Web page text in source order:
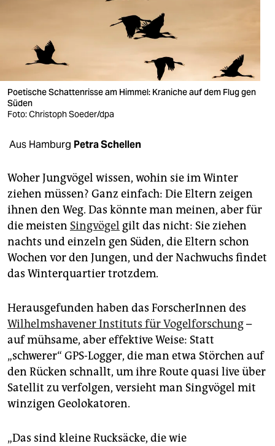
verlag
verlag
veranstaltungen
shop
fragen & hilfe
abo
genossenschaft
epaper login
Poetische Schattenrisse am Himmel: Kraniche auf dem Flug gen
Süden
Foto: Christoph Soeder/dpa
Aus Hamburg Petra Schellen
Woher Jungvögel wissen, wohin sie im Winter
ziehen müssen? Ganz einfach: Die Eltern zeigen
ihnen den Weg. Das könnte man meinen, aber für
die meisten Singvögel gilt das nicht: Sie ziehen
nachts und einzeln gen Süden, die Eltern schon
Wochen vor den Jungen, und der Nachwuchs findet
das Winterquartier trotzdem.
Herausgefunden haben das ForscherInnen des
Wilhelmshavener Instituts für Vogelforschung–
auf mühsame, aber effektive Weise: Statt
„schwerer“ GPS-Logger, die man etwa Störchen auf
den Rücken schnallt, um ihre Route quasi live über
Satellit zu verfolgen, versieht man Singvögel mit
winzigen Geolokatoren.
„Das sind kleine Rucksäcke, die wie